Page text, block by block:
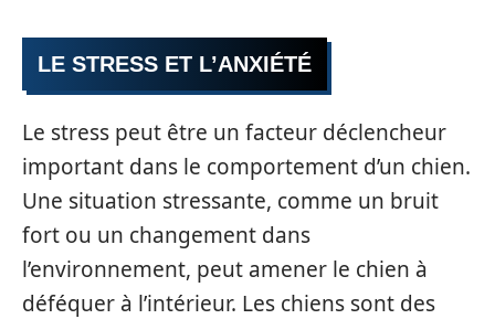
LE STRESS ET L’ANXIÉTÉ
Le stress peut être un facteur déclencheur
important dans le comportement d’un chien.
Une situation stressante, comme un bruit
fort ou un changement dans
l’environnement, peut amener le chien à
déféquer à l’intérieur. Les chiens sont des